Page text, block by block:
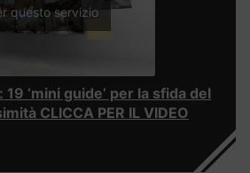
questo servizio
‘mini guide’ per la sfida del
CLICCA PER IL VIDEO